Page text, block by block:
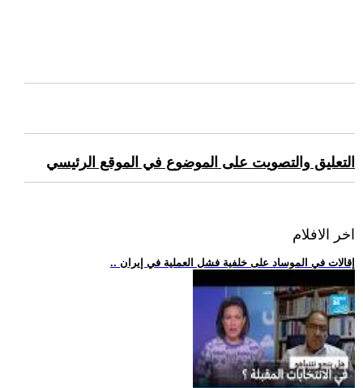
التعليق والتصويت على الموضوع في الموقع الرئيسي
اخر الافلام
.. إقالات في الموساد على خلفية فشل العملية في إيران